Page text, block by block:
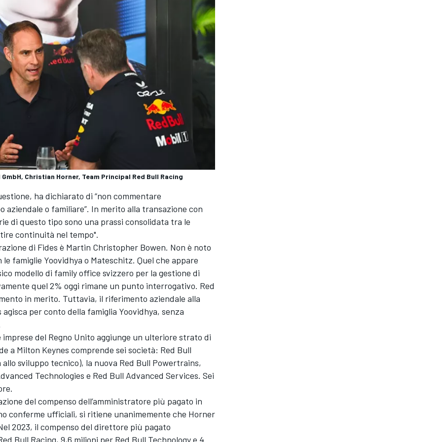
Christian Horner, Team Principal Red Bull Racing
ha dichiarato di “non commentare
o familiare”. In merito alla transazione con
di questo tipo sono una prassi consolidata tra le
continuità nel tempo".
di Fides è Martin Christopher Bowen. Non è noto
famiglie Yoovidhya o Mateschitz. Quel che appare
modello di family office svizzero per la gestione di
quel 2% oggi rimane un punto interrogativo. Red
in merito. Tuttavia, il riferimento aziendale alla
per conto della famiglia Yoovidhya, senza
del Regno Unito aggiunge un ulteriore strato di
a Milton Keynes comprende sei società: Red Bull
sviluppo tecnico), la nuova Red Bull Powertrains,
Technologies e Red Bull Advanced Services. Sei
del compenso dell’amministratore più pagato in
conferme ufficiali, si ritiene unanimemente che Horner
2023, il compenso del direttore più pagato
Bull Racing, 9,6 milioni per Red Bull Technology e 4